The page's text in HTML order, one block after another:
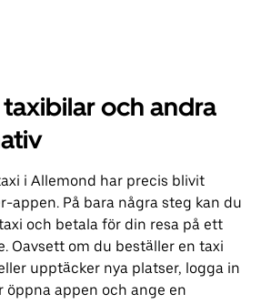
och andra
i Allemond har precis blivit
appen. På bara några steg kan du
och betala för din resa på ett
Oavsett om du beställer en taxi
upptäcker nya platser, logga in
öppna appen och ange en